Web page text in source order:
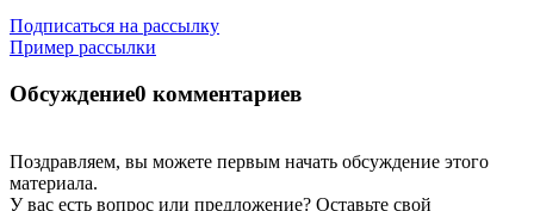
Подписаться на рассылку
Пример рассылки
Обсуждение0 комментариев
Поздравляем, вы можете первым начать обсуждение этого
материала.
У вас есть вопрос или предложение? Оставьте свой